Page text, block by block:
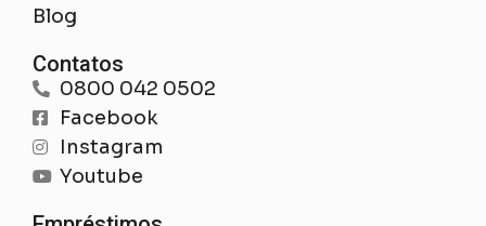
Blog
Contatos
0800 042 0502
Facebook
Instagram
Youtube